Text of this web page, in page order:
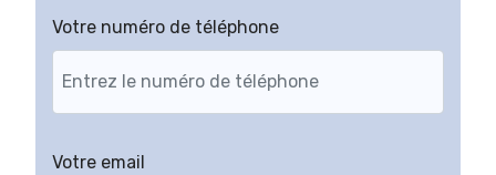
Votre numéro de téléphone
Votre email